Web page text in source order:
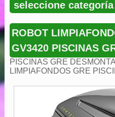
ROBOT
GV3420 PISCINAS
PISCINAS GRE
LIMPIAFONDOS GRE